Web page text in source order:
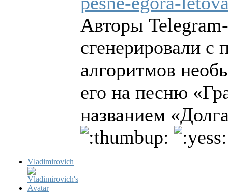
Vladimirovich
Авторы
сгенерировали
алгоритмов
его на песню
названием